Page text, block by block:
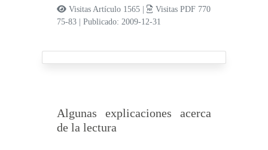
Visitas Artículo 1565 |
Visitas PDF 770
75-83
|Publicado: 2009-12-31
Algunas explicaciones acerca
de la lectura